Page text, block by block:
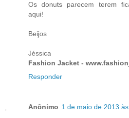
Os donuts parecem terem
aqui!
Beijos
Jéssica
Fashion Jacket -
Responder
Anônimo 1 de maio de 2013